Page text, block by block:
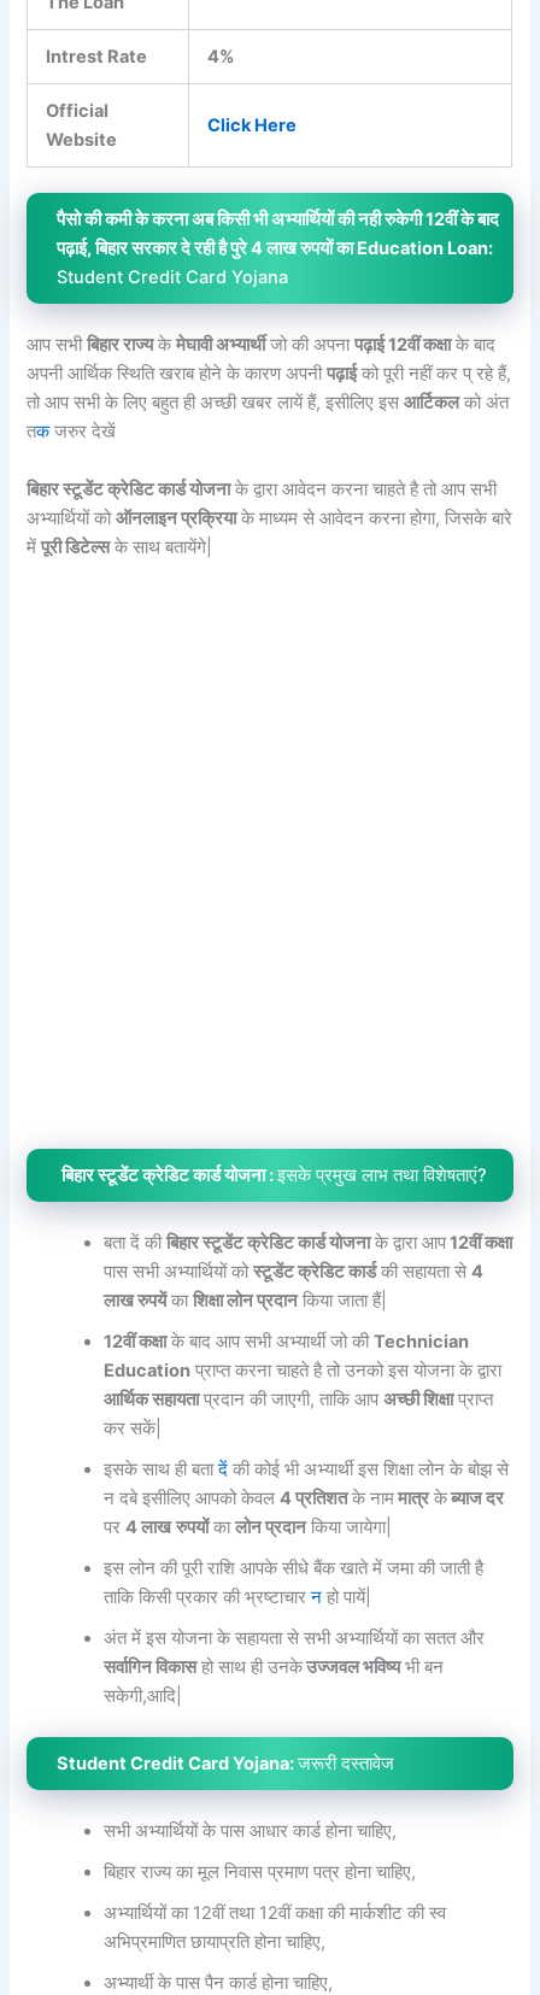
Intrest Rate 4%
Official
Website
Click Here
पैसो की कमी के करना अब किसी भी अभ्यार्थियों की नही रुकेगी 12वीं के बाद
पढ़ाई, बिहार सरकार दे रही है पुरे 4 लाख रुपयों का Education Loan:
Student Credit Card Yojana
आप सभीबिहार राज्यकेमेघावी अभ्यार्थीजो की अपनापढ़ाई 12वीं कक्षाके बाद
अपनी आर्थिक स्थिति खराब होने के कारण अपनीपढ़ाईको पूरी नहीं कर प् रहे हैं,
तो आप सभी के लिए बहुत ही अच्छी खबर लायें हैं, इसीलिए इसआर्टिकलको अंत
तकजरुर देखें
बिहार स्टूडेंट क्रेडिट कार्ड योजनाके द्वारा आवेदन करना चाहते है तो आप सभी
अभ्यार्थियों कोऑनलाइन प्रक्रियाके माध्यम से आवेदन करना होगा, जिसके बारे
मेंपूरी डिटेल्सके साथ बतायेंगे|
बिहार स्टूडेंट क्रेडिट कार्ड योजना :इसके प्रमुख लाभ तथा विशेषताएं?
बता दें कीबिहार स्टूडेंट क्रेडिट कार्ड योजनाके द्वारा आप12वीं कक्षा
पास सभी अभ्यार्थियों कोस्टूडेंट क्रेडिट कार्डकी सहायता से4
लाख रुपयेंकाशिक्षा लोन प्रदानकिया जाता हैं|
12वीं कक्षाके बाद आप सभी अभ्यार्थी जो कीTechnician
Education प्राप्त करना चाहते है तो उनको इस योजना के द्वारा
आर्थिक सहायताप्रदान की जाएगी, ताकि आपअच्छी शिक्षाप्राप्त
कर सकें|
इसके साथ ही बतादें की कोई भी अभ्यार्थी इस शिक्षा लोन के बोझ से
न दबे इसीलिए आपको केवल4 प्रतिशतके नाममात्रकेब्याज दर
पर4 लाख रुपयोंकालोन प्रदानकिया जायेगा|
इस लोन की पूरी राशि आपके सीधे बैंक खाते में जमा की जाती है
ताकि किसी प्रकार की भ्रष्टाचारन हो पायें|
अंत में इस योजना के सहायता से सभी अभ्यार्थियों का सतत और
सर्वागिन विकासहो साथ ही उनकेउज्जवल भविष्यभी बन
सकेगी,आदि|
Student Credit Card Yojana:जरूरी दस्तावेज
सभी अभ्यार्थियों के पास आधार कार्ड होना चाहिए,
बिहार राज्य का मूल निवास प्रमाण पत्र होना चाहिए,
अभ्यार्थियों का 12वीं तथा 12वीं कक्षा की मार्कशीट की स्व
अभिप्रमाणित छायाप्रति होना चाहिए,
अभ्यार्थी के पास पैन कार्ड होना चाहिए,